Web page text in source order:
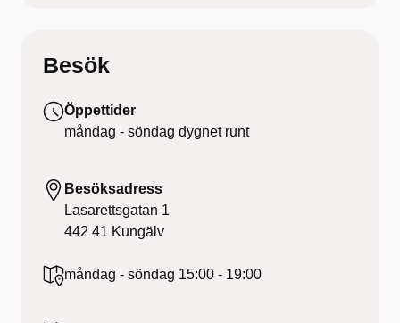
Besök
Öppettider
måndag - söndag dygnet runt
Besöksadress
Lasarettsgatan 1
442 41 Kungälv
måndag - söndag 15:00 - 19:00